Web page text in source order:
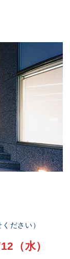
ださい）
（水）